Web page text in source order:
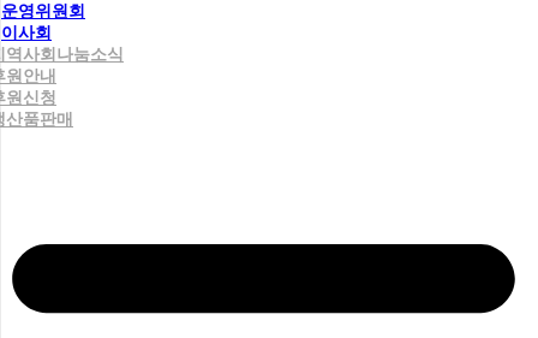
운영위원회
이사회
역사회나눔소식
원안내
원신청
산품판매